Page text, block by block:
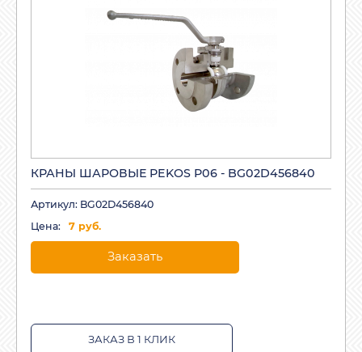
КРАНЫ ШАРОВЫЕ PEKOS P06 - BG02D456840
Артикул: BG02D456840
Цена:
7 руб.
Заказать
ЗАКАЗ В 1 КЛИК